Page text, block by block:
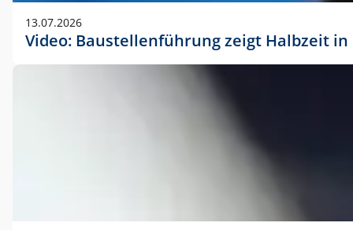
13.07.2026
Video: Baustellenführung zeigt Halbzeit